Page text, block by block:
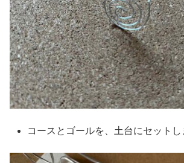
コースとゴールを、土台にセットし